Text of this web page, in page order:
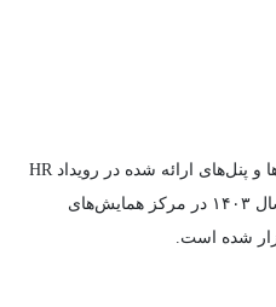
این دوره حاوی ویدیوهای سخنرانی‌ها و پنل‌های ارائه شده در رویداد HR
Can Do 03 است که در ۱۴ مرداد سال ۱۴۰۳ در مرکز همایش‌های
شده است.